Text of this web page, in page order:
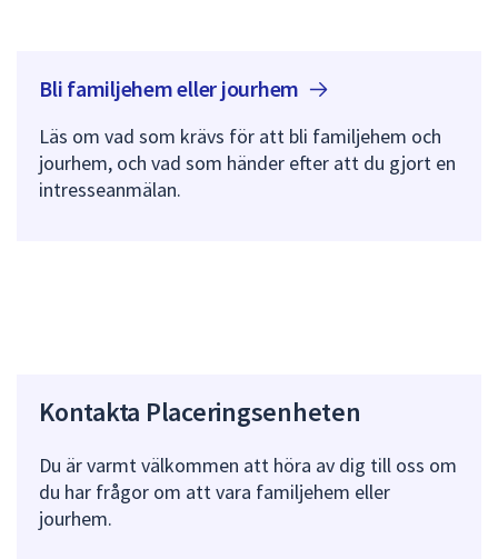
Bli familjehem eller jourhem
Läs om vad som krävs för att bli familjehem och
jourhem, och vad som händer efter att du gjort en
intresseanmälan.
Kontakta Placeringsenheten
Du är varmt välkommen att höra av dig till oss om
du har frågor om att vara familjehem eller
jourhem.